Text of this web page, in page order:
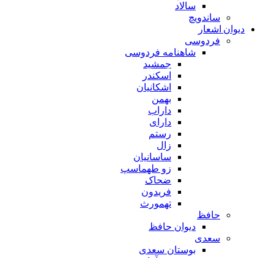
سالاد
ساندویچ
دیوان اشعار
فردوسی
شاهنامه فردوسی
جمشید
اسکندر
اشکانیان
بهمن
داراب
دارای
رستم
زال
ساسانیان
زو طهماسپ‏
ضحاک
فریدون
تهمورث
حافظ
دیوان حافظ
سعدی
بوستان سعدی